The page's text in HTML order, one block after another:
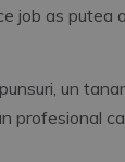
job as putea
un
profesional